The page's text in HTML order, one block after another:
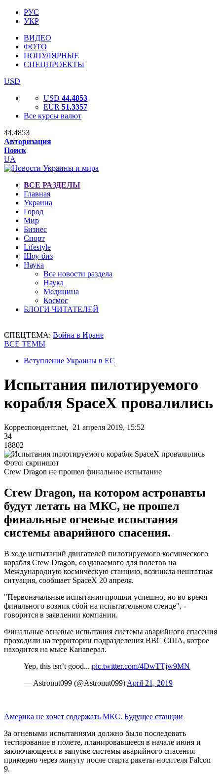
РУС
УКР
ВИДЕО
ФОТО
ПОПУЛЯРНЫЕ
СПЕЦПРОЕКТЫ
USD
USD 44.4853
EUR 51.3357
Все курсы валют
44.4853
Авторизация
Поиск
UA
ВСЕ РАЗДЕЛЫ
Главная
Украина
Город
Мир
Бизнес
Спорт
Lifestyle
Шоу-биз
Наука
Все новости раздела
Наука
Медицина
Космос
БЛОГИ ЧИТАТЕЛЕЙ
СПЕЦТЕМА: Война в Иране
ВСЕ ТЕМЫ
Вступление Украины в ЕС
Испытания пилотируемого
корабля SpaceX провалились
Корреспондент.net, 21 апреля 2019, 15:52
34
18802
Фото: скриншот
Crew Dragon не прошел финальное испытание
Crew Dragon, на котором астронавты
будут летать на МКС, не прошел
финальные огневые испытания
системы аварийного спасения.
В ходе испытаний двигателей пилотируемого космического
корабля Crew Dragon, создаваемого для полетов на
Международную космическую станцию, возникла нештатная
ситуация, сообщает SpaceX 20 апреля.
"Первоначальные испытания прошли успешно, но во время
финального возник сбой на испытательном стенде", -
говорится в заявлении компании.
Финальные огневые испытания системы аварийного спасения
проходили на территории подразделения ВВС США, котрое
находится на мысе Канаверал.
Yep, this isn’t good... pic.twitter.com/4DwTTjw9MN
— Astronut099 (@Astronut099) April 21, 2019
Америка не хочет содержать МКС. Будущее станции
За огневыми испытаниями должно было последовать
тестирование в полете, планировавшееся в начале июня и
заключающееся в запуске системы аварийного спасения
примерно через минуту после старта ракеты-носителя Falcon
9.